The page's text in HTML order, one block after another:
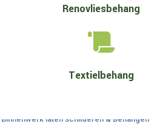
Renovliesbehang

Textielbehang